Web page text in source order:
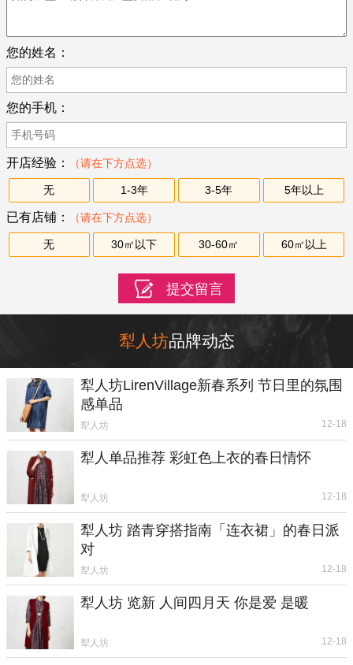
您的姓名：
您的手机：
开店经验： （请在下方点选）
无 1-3年 3-5年 5年以上
已有店铺： （请在下方点选）
无 30㎡以下 30-60㎡ 60㎡以上
犁人坊品牌动态
犁人坊LirenVillage新春系列 节日里的氛围
感单品
犁人坊 12-18
犁人单品推荐 彩虹色上衣的春日情怀
犁人坊 12-18
犁人坊 踏青穿搭指南「连衣裙」的春日派
对
犁人坊 12-18
犁人坊 览新 人间四月天 你是爱 是暖
犁人坊 12-18